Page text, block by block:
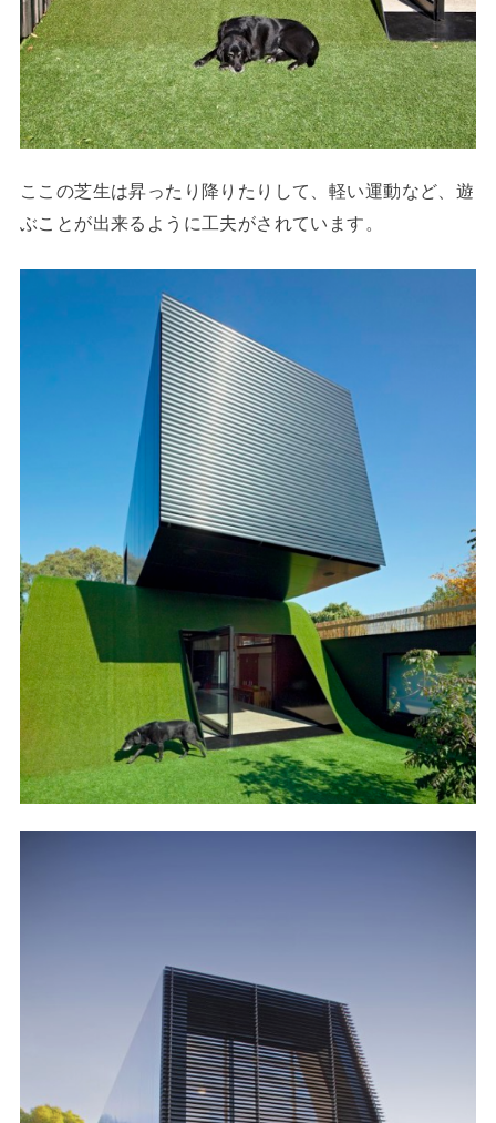
ここの芝生は昇ったり降りたりして、軽い運動など、遊
ぶことが出来るように工夫がされています。